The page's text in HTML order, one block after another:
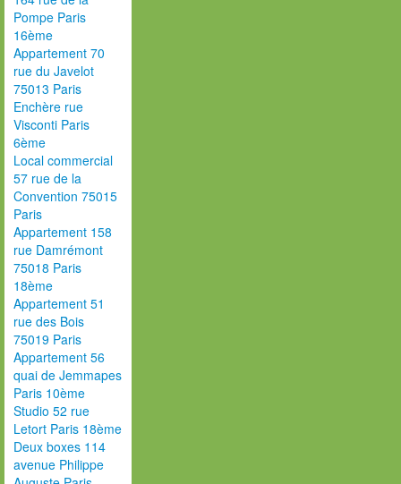
Pompe Paris
16ème
Appartement 70
rue du Javelot
75013 Paris
Enchère rue
Visconti Paris
6ème
Local commercial
57 rue de la
Convention 75015
Paris
Appartement 158
rue Damrémont
75018 Paris
18ème
Appartement 51
rue des Bois
75019 Paris
Appartement 56
quai de Jemmapes
Paris 10ème
Studio 52 rue
Letort Paris 18ème
Deux boxes 114
avenue Philippe